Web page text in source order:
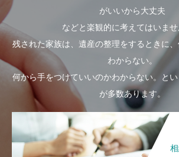
がいいから大丈夫
などと楽観的に考えてはいませ
残された家族は、遺産の整理をするときに、
わからない。
何から手をつけていいのかわからない。と
が多数あります。